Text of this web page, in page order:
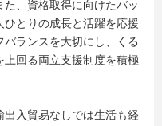
、資格取得に向けたバッ
とりの成長と活躍を応援
ランスを大切にし、くる
回る両立支援制度を積極
入貿易なしでは生活も経